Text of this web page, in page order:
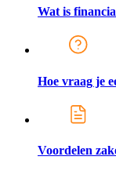
Wat is
Hoe vraag je
Voordelen